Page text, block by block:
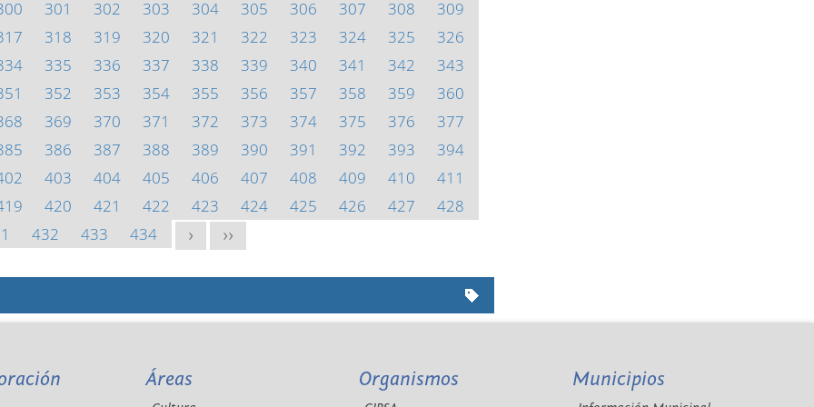
301 302 303 304 305 306 307 308
309
318 319 320 321 322 323 324 325
326
335 336 337 338 339 340 341 342
343
352 353 354 355 356 357 358 359
360
369 370 371 372 373 374 375 376
377
386 387 388 389 390 391 392 393
394
403 404 405 406 407 408 409 410
411
420 421 422 423 424 425 426 427
428
432 433 434 > >>
Áreas Organismos Municipios